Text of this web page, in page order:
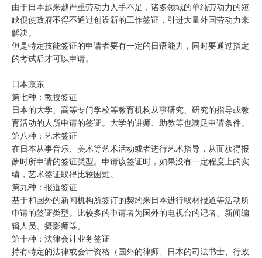
由于日本越来越严重劳动力人手不足，诸多领域的单纯劳动力的短
缺促使政府不得不通过创设新的工作签证，引进大量外国劳动力来
解决。
但是特定技能签证的申请者要有一定的日语能力，同时要通过指定
的考试后才可以申请。
日本京东
第七种：教授签证
日本的大学、高等专门学校等教育机构从事研究、研究的指导或教
育活动的人所申请的签证。大学的讲师、助教等也满足申请条件。
第八种：艺术签证
在日本从事音乐、美术等艺术活动或者进行艺术指导，从而获得报
酬时所申请的签证类型。申请该签证时，如果没有一定程度上的实
绩，艺术签证取得比较困难。
第九种：报道签证
基于和国外的新闻机构所签订的契约来日本进行取材报道等活动所
申请的签证类型。比较多的申请者为国外的电视台的记者、新闻编
辑人员、摄影师等。
第十种：法律会计业务签证
持有特定的法律或会计资格（国外的律师、日本的司法书士、行政